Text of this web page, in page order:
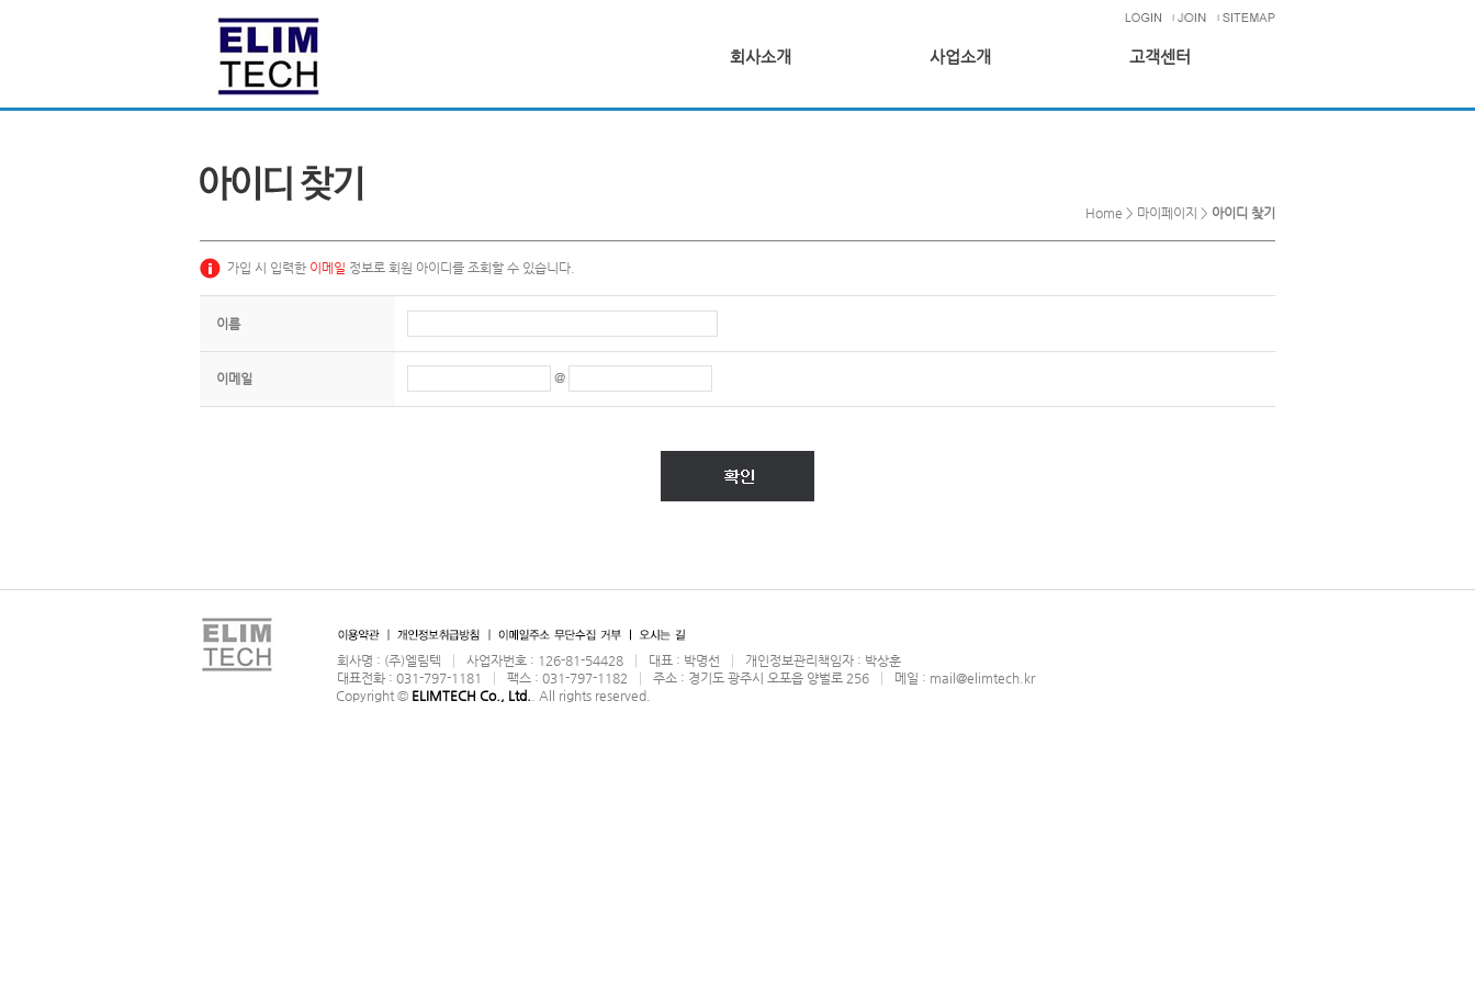
회사소개 사업소개 고객센터
Home > 마이페이지 > 아이디 찾기
가입 시 입력한 이메일 정보로 회원 아이디를 조회할 수 있습니다.
이름
이메일 @
회사명 : (주)엘림텍 │ 사업자번호 : 126-81-54428 │ 대표 : 박명선 │ 개인정보관리책임자 : 박상훈
대표전화 : 031-797-1181 │ 팩스 : 031-797-1182 │ 주소 : 경기도 광주시 오포읍 양벌로 256 │ 메일 : mail@elimtech.kr
Copyright © ELIMTECH Co., Ltd. . All rights reserved.